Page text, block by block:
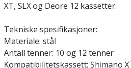
XT, SLX og Deore 12 kassetter.
Tekniske spesifikasjoner:
Materiale: stål
Antall tenner: 10 og 12 tenner
Kompatibilitetskassett: Shimano